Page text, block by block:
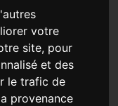
votre
site, pour
et des
le trafic de
provenance
METZ-